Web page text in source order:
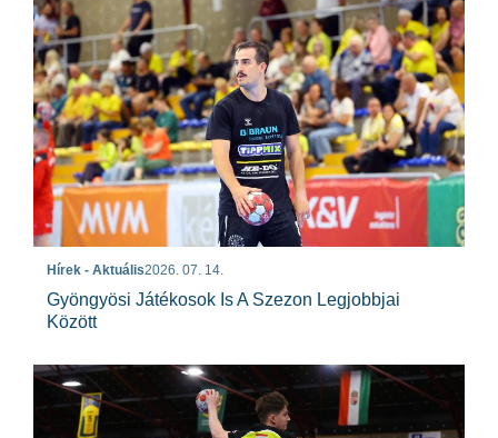
Hírek - Aktuális2026. 07. 14.
Gyöngyösi Játékosok Is A Szezon Legjobbjai
Között